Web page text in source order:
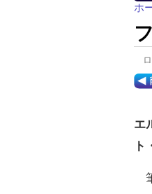
ホ
ロ
エ